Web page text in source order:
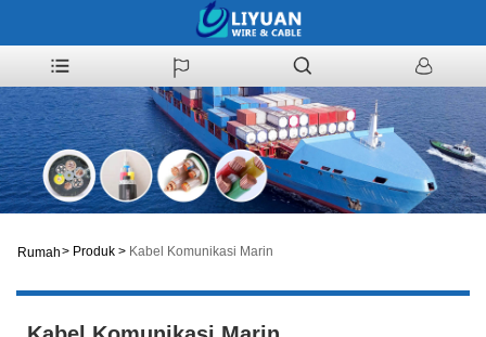
Rumah> Produk > Kabel Komunikasi Marin